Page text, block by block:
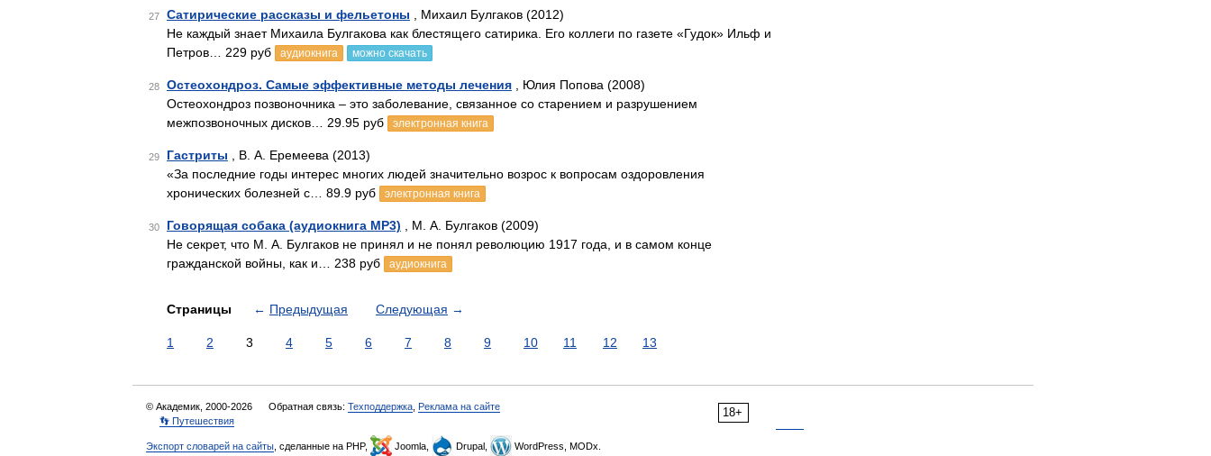
27 Сатирические рассказы и фельетоны , Михаил Булгаков (2012)
Не каждый знает Михаила Булгакова как блестящего сатирика. Его коллеги по газете «Гудок» Ильф и
Петров… 229 руб
аудиокнига можно скачать
28 Остеохондроз. Самые эффективные методы лечения , Юлия Попова (2008)
Остеохондроз позвоночника – это заболевание, связанное со старением и разрушением
межпозвоночных дисков… 29.95 руб
электронная книга
29 Гастриты , В. А. Еремеева (2013)
«За последние годы интерес многих людей значительно возрос к вопросам оздоровления
хронических болезней с… 89.9 руб
электронная книга
30 Говорящая собака (аудиокнига MP3) , М. А. Булгаков (2009)
Не секрет, что М. А. Булгаков не принял и не понял революцию 1917 года, и в самом конце
гражданской войны, как и… 238 руб
аудиокнига
Страницы ← Предыдущая Следующая →
1 2 3 4 5 6 7 8 9 10 11 12 13
18+
© Академик, 2000-2026 Обратная связь: Техподдержка Реклама на сайте
👣 Путешествия
Экспорт словарей на сайты , сделанные на PHP, Joomla, Drupal, WordPress, MODx.